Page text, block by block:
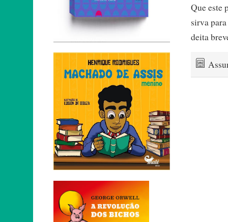
Que este
sirva
deita